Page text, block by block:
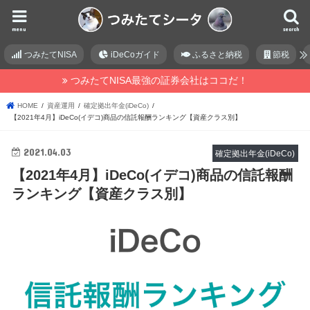
search
menu
つみたてNISA iDeCoガイド ふるさと納税 節税
つみたてNISA最強の証券会社はココだ！
HOME 資産運用
確定拠出年金(iDeCo)
【2021年4月】iDeCo(イデコ)商品の信託報酬ランキング【資産クラス別】
確定拠出年金(iDeCo)
2021.04.03
【2021年4月】iDeCo(イデコ)商品の信託報酬
ランキング【資産クラス別】